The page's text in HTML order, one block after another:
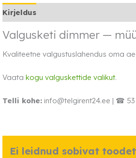
Kirjeldus
Valgusketi dimmer —
Kvaliteetne valgustuslahendus oma
Vaata kogu valguskettide valikut.
Telli kohe: info@telgirent24.ee | ☎ 53
Ei leidnud sobivat